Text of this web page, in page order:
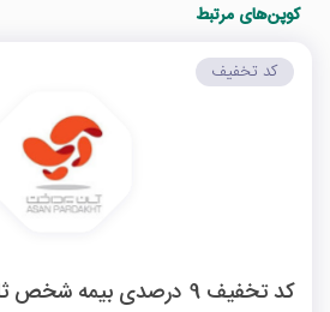
کوپن‌های مرتبط
کد تخفیف 9 درصدی بیمه شخص ثالث آپ
کد تخفیف